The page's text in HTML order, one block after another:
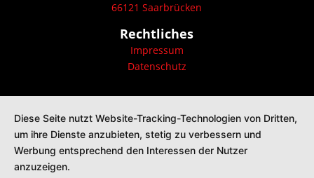
66121 Saarbrücken
Rechtliches
Impressum
Datenschutz
Diese Seite nutzt Website-Tracking-Technologien von Dritten,
um ihre Dienste anzubieten, stetig zu verbessern und
Werbung entsprechend den Interessen der Nutzer
anzuzeigen.